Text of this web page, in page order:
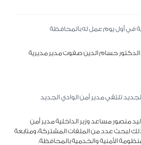
في أول يوم عمل له بالمحافظة
الدكتور حسام الدين صفوت مدير مديرية
تلتقي مدير أمن الوادي الجديد
منصور مساعد وزير الداخلية مدير أمن
لبحث عدد من الملفات المشتركة، ومتابعة
الأمنية والخدمية بالمحافظة.